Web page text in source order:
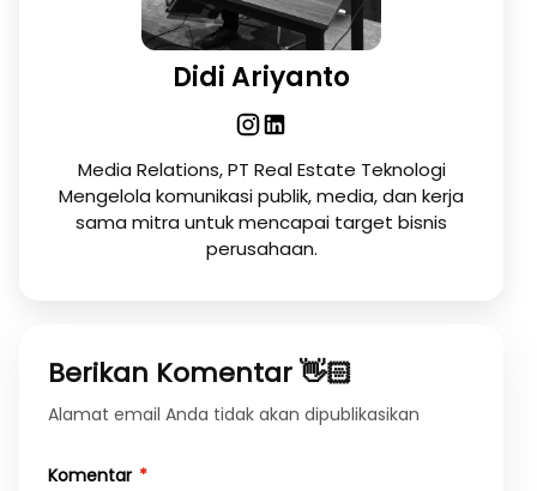
Didi Ariyanto
Media Relations, PT Real Estate Teknologi
Mengelola komunikasi publik, media, dan kerja
sama mitra untuk mencapai target bisnis
perusahaan.
Berikan Komentar 👋🏻
Alamat email Anda tidak akan dipublikasikan
Komentar *